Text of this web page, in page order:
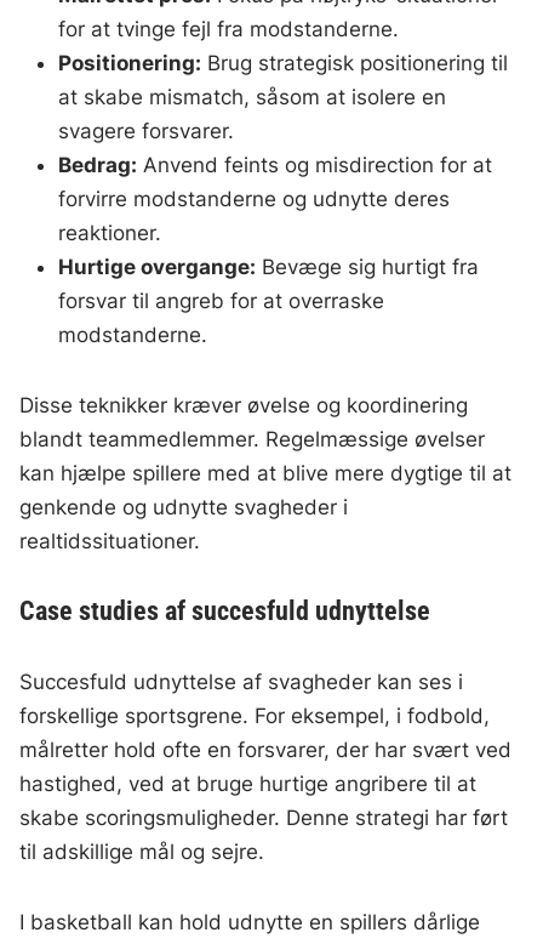
for at tvinge fejl fra modstanderne.
Positionering: Brug strategisk positionering til
at skabe mismatch, såsom at isolere en
svagere forsvarer.
Bedrag: Anvend feints og misdirection for at
forvirre modstanderne og udnytte deres
reaktioner.
Hurtige overgange: Bevæge sig hurtigt fra
forsvar til angreb for at overraske
modstanderne.
Disse teknikker kræver øvelse og koordinering
blandt teammedlemmer. Regelmæssige øvelser
kan hjælpe spillere med at blive mere dygtige til at
genkende og udnytte svagheder i
realtidssituationer.
Case studies af succesfuld udnyttelse
Succesfuld udnyttelse af svagheder kan ses i
forskellige sportsgrene. For eksempel, i fodbold,
målretter hold ofte en forsvarer, der har svært ved
hastighed, ved at bruge hurtige angribere til at
skabe scoringsmuligheder. Denne strategi har ført
til adskillige mål og sejre.
I basketball kan hold udnytte en spillers dårlige